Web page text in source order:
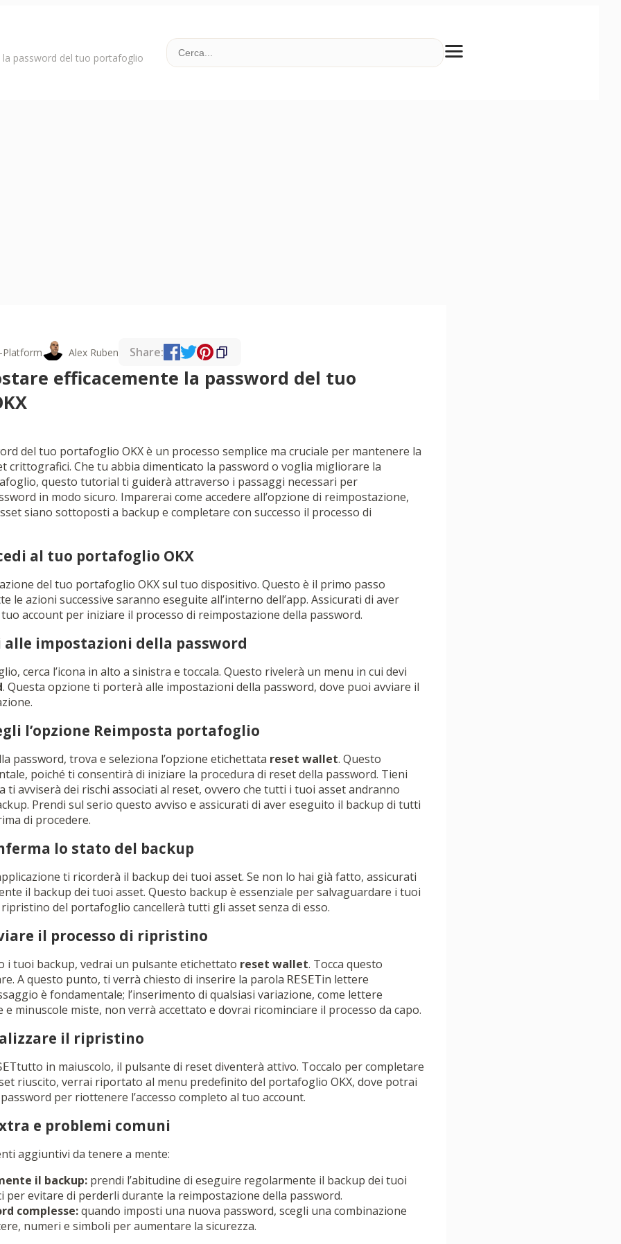
password del tuo portafoglio
Platform Alex Ruben Share:
efficacemente la password del tuo
del tuo portafoglio OKX è un processo semplice ma cruciale per mantenere la
crittografici. Che tu abbia dimenticato la password o voglia migliorare la
questo tutorial ti guiderà attraverso i passaggi necessari per
in modo sicuro. Imparerai come accedere all’opzione di reimpostazione,
siano sottoposti a backup e completare con successo il processo di
al tuo portafoglio OKX
del tuo portafoglio OKX sul tuo dispositivo. Questo è il primo passo
le azioni successive saranno eseguite all’interno dell’app. Assicurati di aver
account per iniziare il processo di reimpostazione della password.
alle impostazioni della password
cerca l’icona in alto a sinistra e toccala. Questo rivelerà un menu in cui devi
. Questa opzione ti porterà alle impostazioni della password, dove puoi avviare il
l’opzione Reimposta portafoglio
password, trova e seleziona l’opzione etichettata reset wallet. Questo
poiché ti consentirà di iniziare la procedura di reset della password. Tieni
ti avviserà dei rischi associati al reset, ovvero che tutti i tuoi asset andranno
Prendi sul serio questo avviso e assicurati di aver eseguito il backup di tutti
di procedere.
lo stato del backup
ti ricorderà il backup dei tuoi asset. Se non lo hai già fatto, assicurati
il backup dei tuoi asset. Questo backup è essenziale per salvaguardare i tuoi
del portafoglio cancellerà tutti gli asset senza di esso.
il processo di ripristino
i tuoi backup, vedrai un pulsante etichettato reset wallet. Tocca questo
A questo punto, ti verrà chiesto di inserire la parola RESETin lettere
è fondamentale; l’inserimento di qualsiasi variazione, come lettere
e minuscole miste, non verrà accettato e dovrai ricominciare il processo da capo.
il ripristino
tutto in maiuscolo, il pulsante di reset diventerà attivo. Toccalo per completare
riuscito, verrai riportato al menu predefinito del portafoglio OKX, dove potrai
per riottenere l’accesso completo al tuo account.
e problemi comuni
aggiuntivi da tenere a mente:
il backup: prendi l’abitudine di eseguire regolarmente il backup dei tuoi
per evitare di perderli durante la reimpostazione della password.
complesse:quando imposti una nuova password, scegli una combinazione
numeri e simboli per aumentare la sicurezza.